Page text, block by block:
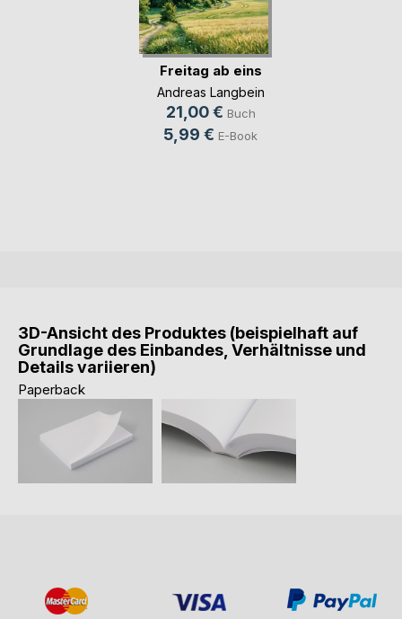
Freitag ab eins
Andreas Langbein
21,00 € Buch
5,99 € E-Book
3D-Ansicht des Produktes (beispielhaft auf
Grundlage des Einbandes, Verhältnisse und
Details variieren)
Paperback